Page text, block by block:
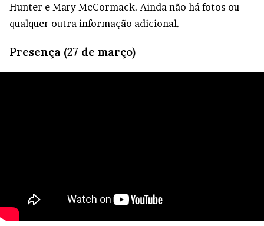
Hunter e Mary McCormack. Ainda não há fotos ou
qualquer outra informação adicional.
Presença (27 de março)